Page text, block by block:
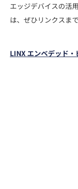
エッジデバイスの活
は、ぜひリンクスま
LINX エンベデッド